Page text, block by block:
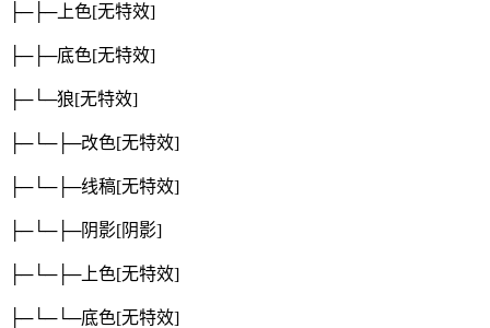
├─├─上色[无特效]
├─├─底色[无特效]
├─└─狼[无特效]
├─└─├─改色[无特效]
├─└─├─线稿[无特效]
├─└─├─阴影[阴影]
├─└─├─上色[无特效]
├─└─└─底色[无特效]